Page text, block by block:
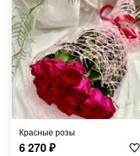
Красные розы
6 270₽